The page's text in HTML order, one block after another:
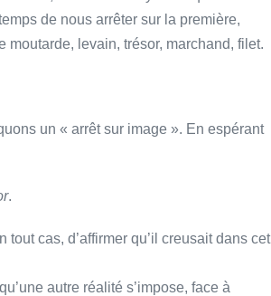
de nous arrêter sur la première,
moutarde, levain, trésor, marchand, filet.
un « arrêt sur image ». En espérant
.
cas, d’affirmer qu’il creusait dans cet
autre réalité s’impose, face à